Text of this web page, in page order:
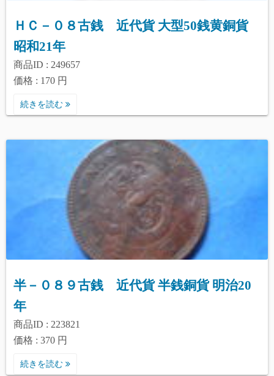
ＨＣ－０８古銭 近代貨 大型50銭黄銅貨
昭和21年
商品ID : 249657
価格 : 170 円
続きを読む
半－０８９古銭 近代貨 半銭銅貨 明治20
年
商品ID : 223821
価格 : 370 円
続きを読む